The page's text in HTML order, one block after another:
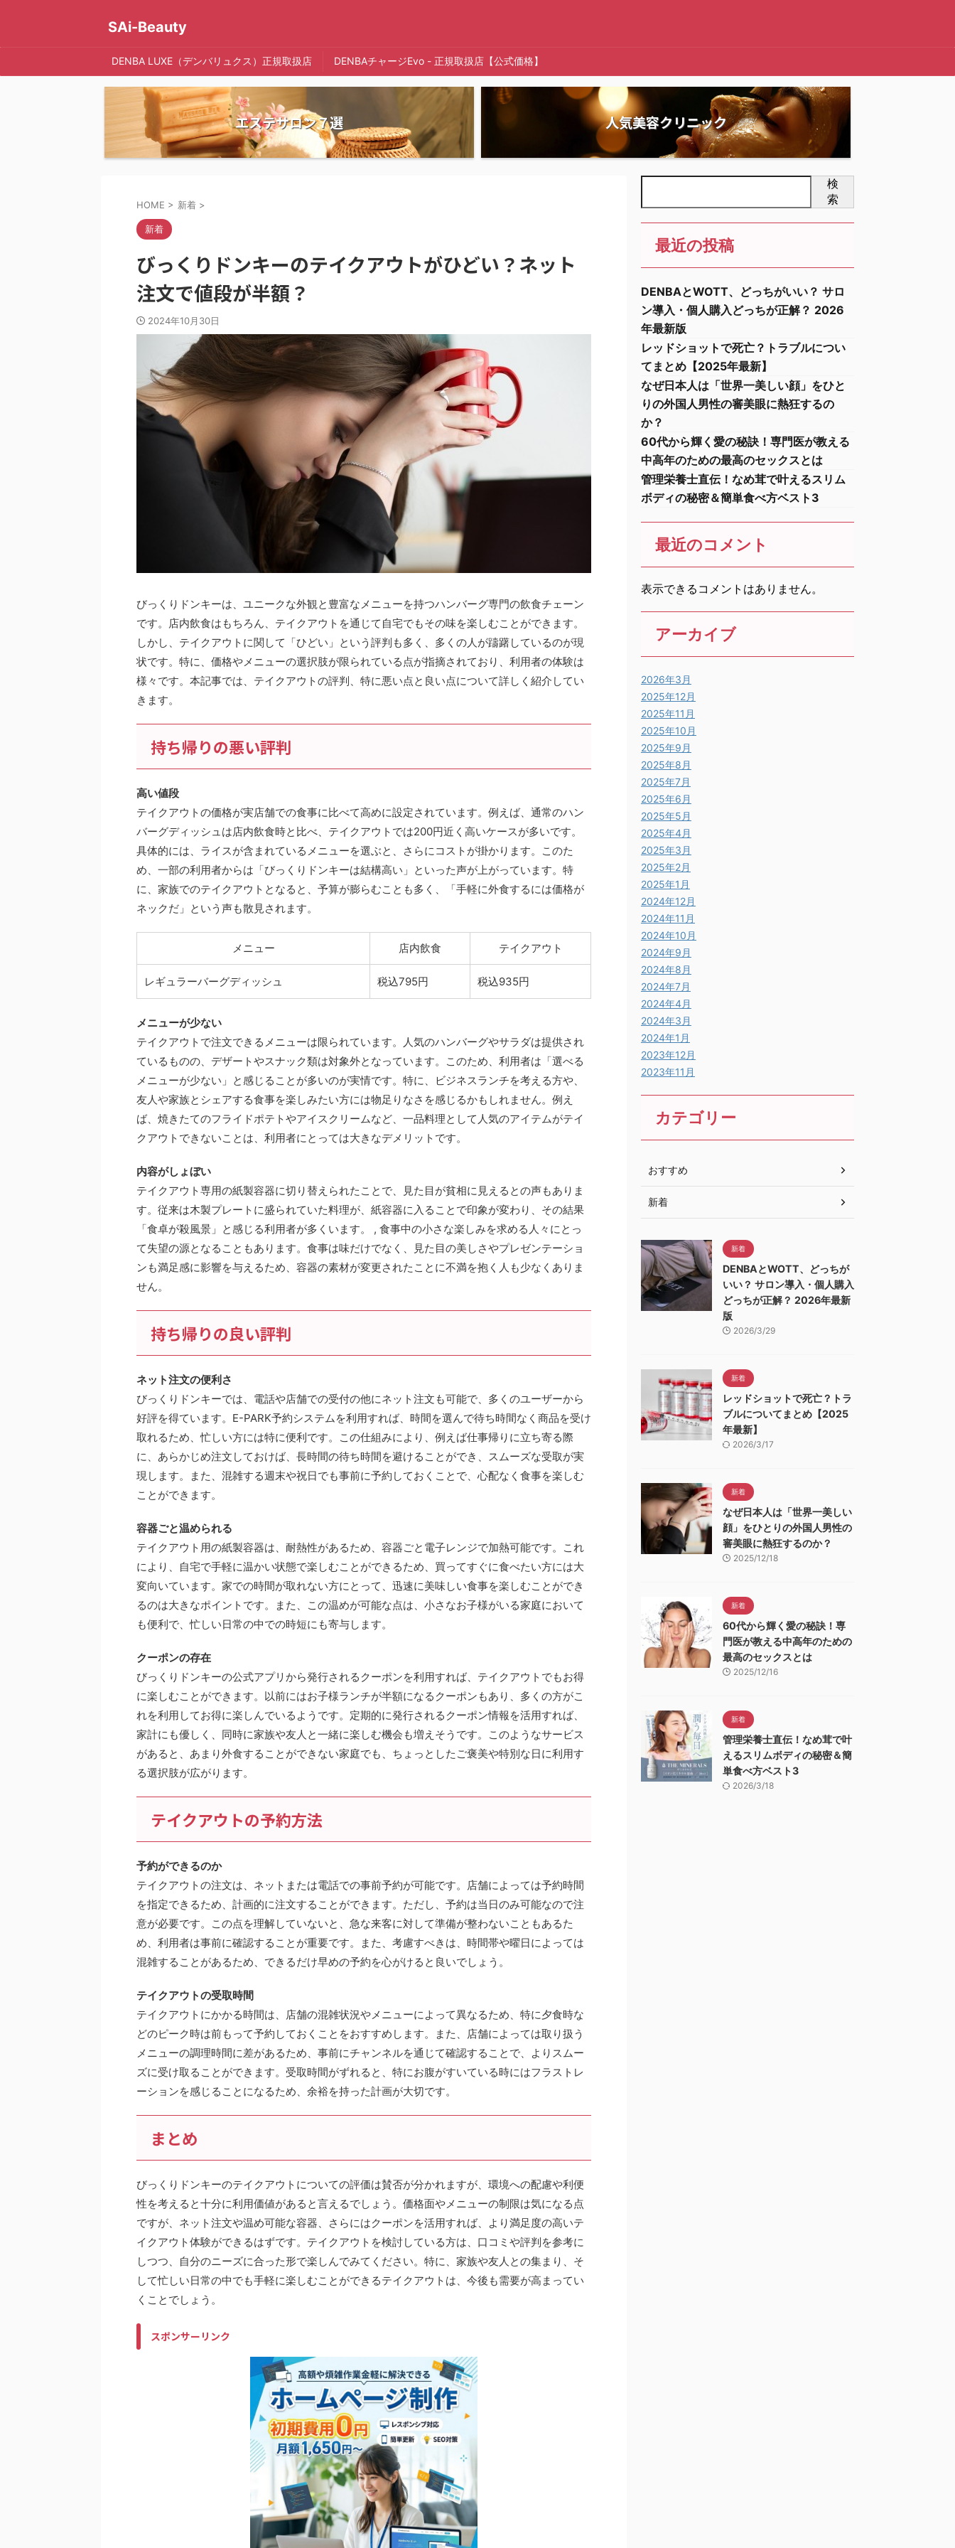
SAi-Beauty
DENBA LUXE（デンバリュクス）正規取扱店 DENBAチャージEvo - 正規取扱店【公式価格】
エステサロン７選 人気美容クリニック
HOME > 新着 >
新着
びっくりドンキーのテイクアウトがひどい？ネット
注文で値段が半額？
2024年10月30日
びっくりドンキーは、ユニークな外観と豊富なメニューを持つハンバーグ専門の飲食チェーン
です。店内飲食はもちろん、テイクアウトを通じて自宅でもその味を楽しむことができます。
しかし、テイクアウトに関して「ひどい」という評判も多く、多くの人が躊躇しているのが現
状です。特に、価格やメニューの選択肢が限られている点が指摘されており、利用者の体験は
様々です。本記事では、テイクアウトの評判、特に悪い点と良い点について詳しく紹介してい
きます。
持ち帰りの悪い評判
高い値段
テイクアウトの価格が実店舗での食事に比べて高めに設定されています。例えば、通常のハン
バーグディッシュは店内飲食時と比べ、テイクアウトでは200円近く高いケースが多いです。
具体的には、ライスが含まれているメニューを選ぶと、さらにコストが掛かります。このた
め、一部の利用者からは「びっくりドンキーは結構高い」といった声が上がっています。特
に、家族でのテイクアウトとなると、予算が膨らむことも多く、「手軽に外食するには価格が
ネックだ」という声も散見されます。
メニュー 店内飲食 テイクアウト
レギュラーバーグディッシュ 税込795円 税込935円
メニューが少ない
テイクアウトで注文できるメニューは限られています。人気のハンバーグやサラダは提供され
ているものの、デザートやスナック類は対象外となっています。このため、利用者は「選べる
メニューが少ない」と感じることが多いのが実情です。特に、ビジネスランチを考える方や、
友人や家族とシェアする食事を楽しみたい方には物足りなさを感じるかもしれません。例え
ば、焼きたてのフライドポテトやアイスクリームなど、一品料理として人気のアイテムがテイ
クアウトできないことは、利用者にとっては大きなデメリットです。
内容がしょぼい
テイクアウト専用の紙製容器に切り替えられたことで、見た目が貧相に見えるとの声もありま
す。従来は木製プレートに盛られていた料理が、紙容器に入ることで印象が変わり、その結果
「食卓が殺風景」と感じる利用者が多くいます。 , 食事中の小さな楽しみを求める人々にとっ
て失望の源となることもあります。食事は味だけでなく、見た目の美しさやプレゼンテーショ
ンも満足感に影響を与えるため、容器の素材が変更されたことに不満を抱く人も少なくありま
せん。
持ち帰りの良い評判
ネット注文の便利さ
びっくりドンキーでは、電話や店舗での受付の他にネット注文も可能で、多くのユーザーから
好評を得ています。E-PARK予約システムを利用すれば、時間を選んで待ち時間なく商品を受け
取れるため、忙しい方には特に便利です。この仕組みにより、例えば仕事帰りに立ち寄る際
に、あらかじめ注文しておけば、長時間の待ち時間を避けることができ、スムーズな受取が実
現します。また、混雑する週末や祝日でも事前に予約しておくことで、心配なく食事を楽しむ
ことができます。
容器ごと温められる
テイクアウト用の紙製容器は、耐熱性があるため、容器ごと電子レンジで加熱可能です。これ
により、自宅で手軽に温かい状態で楽しむことができるため、買ってすぐに食べたい方には大
変向いています。家での時間が取れない方にとって、迅速に美味しい食事を楽しむことができ
るのは大きなポイントです。また、この温めが可能な点は、小さなお子様がいる家庭において
も便利で、忙しい日常の中での時短にも寄与します。
クーポンの存在
びっくりドンキーの公式アプリから発行されるクーポンを利用すれば、テイクアウトでもお得
に楽しむことができます。以前にはお子様ランチが半額になるクーポンもあり、多くの方がこ
れを利用してお得に楽しんでいるようです。定期的に発行されるクーポン情報を活用すれば、
家計にも優しく、同時に家族や友人と一緒に楽しむ機会も増えそうです。このようなサービス
があると、あまり外食することができない家庭でも、ちょっとしたご褒美や特別な日に利用す
る選択肢が広がります。
テイクアウトの予約方法
予約ができるのか
テイクアウトの注文は、ネットまたは電話での事前予約が可能です。店舗によっては予約時間
を指定できるため、計画的に注文することができます。ただし、予約は当日のみ可能なので注
意が必要です。この点を理解していないと、急な来客に対して準備が整わないこともあるた
め、利用者は事前に確認することが重要です。また、考慮すべきは、時間帯や曜日によっては
混雑することがあるため、できるだけ早めの予約を心がけると良いでしょう。
テイクアウトの受取時間
テイクアウトにかかる時間は、店舗の混雑状況やメニューによって異なるため、特に夕食時な
どのピーク時は前もって予約しておくことをおすすめします。また、店舗によっては取り扱う
メニューの調理時間に差があるため、事前にチャンネルを通じて確認することで、よりスムー
ズに受け取ることができます。受取時間がずれると、特にお腹がすいている時にはフラストレ
ーションを感じることになるため、余裕を持った計画が大切です。
まとめ
びっくりドンキーのテイクアウトについての評価は賛否が分かれますが、環境への配慮や利便
性を考えると十分に利用価値があると言えるでしょう。価格面やメニューの制限は気になる点
ですが、ネット注文や温め可能な容器、さらにはクーポンを活用すれば、より満足度の高いテ
イクアウト体験ができるはずです。テイクアウトを検討している方は、口コミや評判を参考に
しつつ、自分のニーズに合った形で楽しんでみてください。特に、家族や友人との集まり、そ
して忙しい日常の中でも手軽に楽しむことができるテイクアウトは、今後も需要が高まってい
くことでしょう。
スポンサーリンク
検
索
最近の投稿
DENBAとWOTT、どっちがいい？ サロ
ン導入・個人購入どっちが正解？ 2026
年最新版
レッドショットで死亡？トラブルについ
てまとめ【2025年最新】
なぜ日本人は「世界一美しい顔」をひと
りの外国人男性の審美眼に熱狂するの
か？
60代から輝く愛の秘訣！専門医が教える
中高年のための最高のセックスとは
管理栄養士直伝！なめ茸で叶えるスリム
ボディの秘密＆簡単食べ方ベスト3
最近のコメント
表示できるコメントはありません。
アーカイブ
2026年3月
2025年12月
2025年11月
2025年10月
2025年9月
2025年8月
2025年7月
2025年6月
2025年5月
2025年4月
2025年3月
2025年2月
2025年1月
2024年12月
2024年11月
2024年10月
2024年9月
2024年8月
2024年7月
2024年4月
2024年3月
2024年1月
2023年12月
2023年11月
カテゴリー
おすすめ
新着
新着
DENBAとWOTT、どっちが
いい？ サロン導入・個人購入
どっちが正解？ 2026年最新
版
2026/3/29
新着
レッドショットで死亡？トラ
ブルについてまとめ【2025
年最新】
2026/3/17
新着
なぜ日本人は「世界一美しい
顔」をひとりの外国人男性の
審美眼に熱狂するのか？
2025/12/18
新着
60代から輝く愛の秘訣！専
門医が教える中高年のための
最高のセックスとは
2025/12/16
新着
管理栄養士直伝！なめ茸で叶
えるスリムボディの秘密＆簡
単食べ方ベスト3
2026/3/18